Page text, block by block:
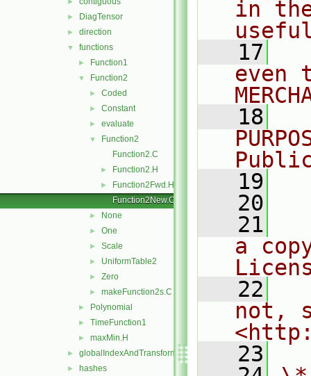
► DiagTensor
► direction
▼ functions
► Function1
▼ Function2
► Coded
► Constant
► evaluate
▼
Function2
Function2.C
► Function2.H
►
Function2Fwd.H
Function2New.C
► None
► One
► Scale
► UniformTable2
► Zero
► makeFunction2s.C
► Polynomial
► TimeFunction1
► maxMin.H
► globalIndexAndTransform
► hashes
in
   17
even
   18
   19
   20
   21
a
   22
not,
   23